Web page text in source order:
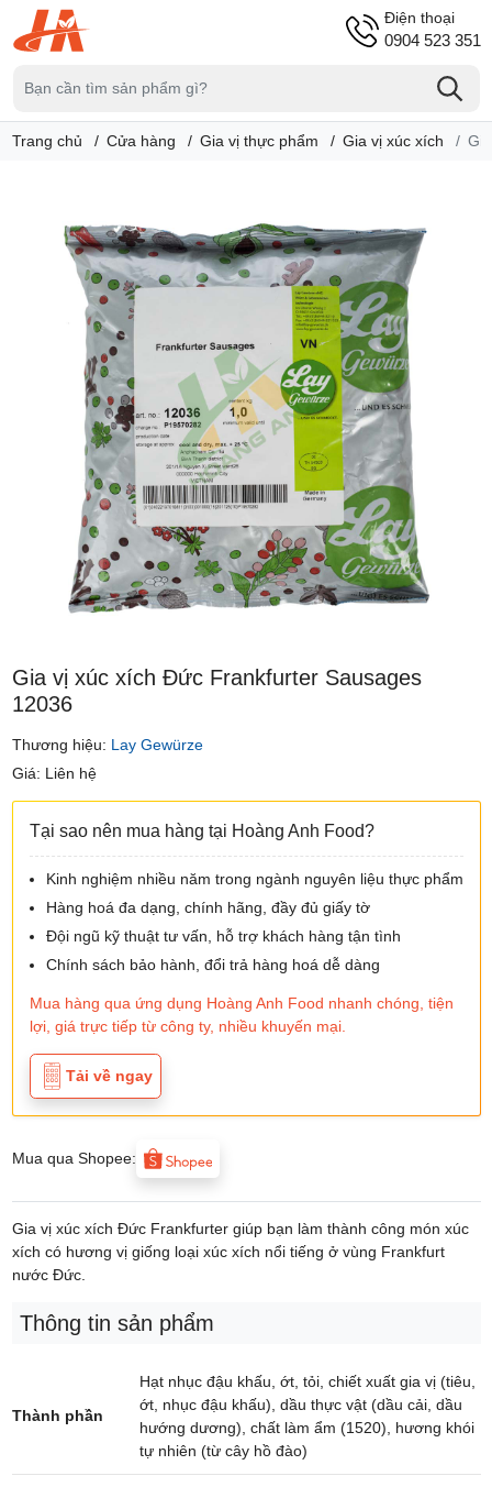
Điện thoại
0904 523 351
Trang chủ Cửa hàng Gia vị thực phẩm Gia vị xúc xích
Gia vị xúc xích Đức Frankfurter Sausages
12036
Thương hiệu: Lay Gewürze
Giá: Liên hệ
Tại sao nên mua hàng tại Hoàng Anh Food?
Kinh nghiệm nhiều năm trong ngành nguyên liệu thực phẩm
Hàng hoá đa dạng, chính hãng, đầy đủ giấy tờ
Đội ngũ kỹ thuật tư vấn, hỗ trợ khách hàng tận tình
Chính sách bảo hành, đổi trả hàng hoá dễ dàng
Mua hàng qua ứng dụng Hoàng Anh Food nhanh chóng, tiện
lợi, giá trực tiếp từ công ty, nhiều khuyến mại.
Tải về ngay
Mua qua Shopee:
Gia vị xúc xích Đức Frankfurter giúp bạn làm thành công món xúc
xích có hương vị giống loại xúc xích nổi tiếng ở vùng Frankfurt
nước Đức.
Thông tin sản phẩm
Thành phần
Hạt nhục đậu khấu, ớt, tỏi, chiết xuất gia vị (tiêu,
ớt, nhục đậu khấu), dầu thực vật (dầu cải, dầu
hướng dương), chất làm ẩm (1520), hương khói
tự nhiên (từ cây hồ đào)